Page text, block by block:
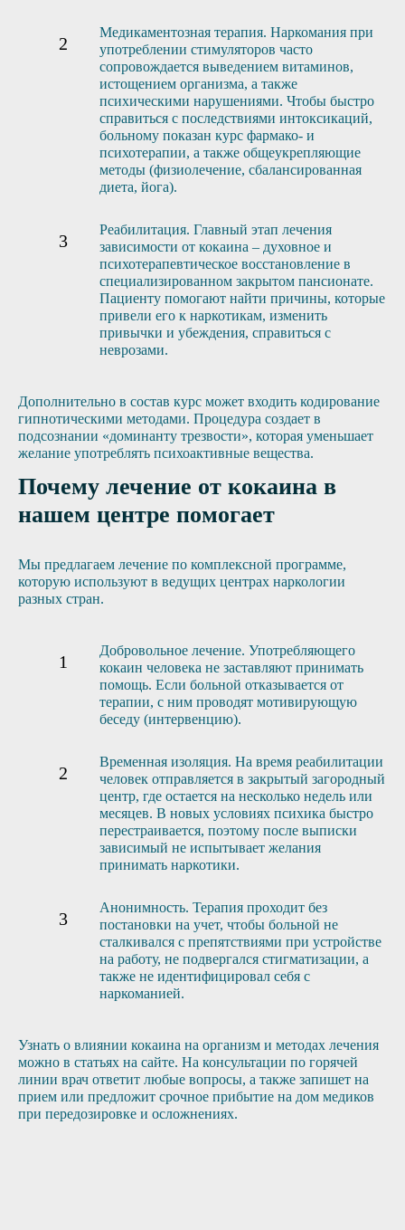
Медикаментозная терапия. Наркомания при
употреблении стимуляторов часто
сопровождается выведением витаминов,
истощением организма, а также
психическими нарушениями. Чтобы быстро
справиться с последствиями интоксикаций,
больному показан курс фармако- и
психотерапии, а также общеукрепляющие
методы (физиолечение, сбалансированная
диета, йога).
Реабилитация. Главный этап лечения
зависимости от кокаина – духовное и
психотерапевтическое восстановление в
специализированном закрытом пансионате.
Пациенту помогают найти причины, которые
привели его к наркотикам, изменить
привычки и убеждения, справиться с
неврозами.
Дополнительно в состав курс может входить кодирование
гипнотическими методами. Процедура создает в
подсознании «доминанту трезвости», которая уменьшает
желание употреблять психоактивные вещества.
Почему лечение от кокаина в
нашем центре помогает
Мы предлагаем лечение по комплексной программе,
которую используют в ведущих центрах наркологии
разных стран.
Добровольное лечение. Употребляющего
кокаин человека не заставляют принимать
помощь. Если больной отказывается от
терапии, с ним проводят мотивирующую
беседу (интервенцию).
Временная изоляция. На время реабилитации
человек отправляется в закрытый загородный
центр, где остается на несколько недель или
месяцев. В новых условиях психика быстро
перестраивается, поэтому после выписки
зависимый не испытывает желания
принимать наркотики.
Анонимность. Терапия проходит без
постановки на учет, чтобы больной не
сталкивался с препятствиями при устройстве
на работу, не подвергался стигматизации, а
также не идентифицировал себя с
наркоманией.
Узнать о влиянии кокаина на организм и методах лечения
можно в статьях на сайте. На консультации по горячей
линии врач ответит любые вопросы, а также запишет на
прием или предложит срочное прибытие на дом медиков
при передозировке и осложнениях.